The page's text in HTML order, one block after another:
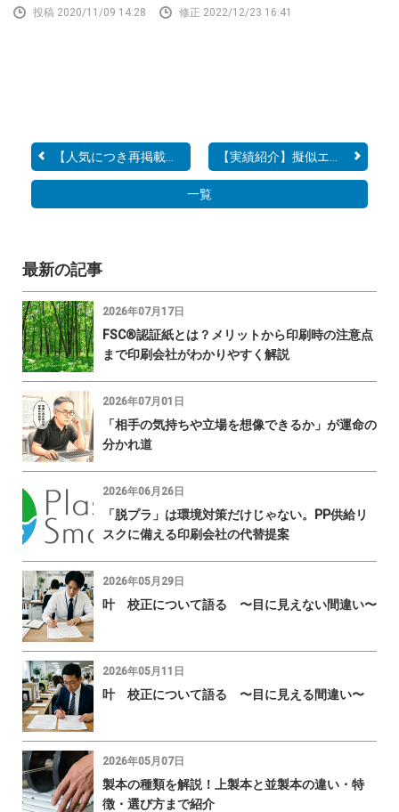
投稿 2020/11/09 14:28 修正 2022/12/23 16:41
【人気につき再掲載】1枚@...
一覧
最新の記事
2026年07月17日
FSC®認証紙とは？メリットから印刷時の注意点
まで印刷会社がわかりやすく解説
2026年07月01日
「相手の気持ちや立場を想像できるか」が運命の
分かれ道
2026年06月26日
「脱プラ」は環境対策だけじゃない。PP供給リ
スクに備える印刷会社の代替提案
2026年05月29日
叶 校正について語る 〜目に見えない間違い〜
2026年05月11日
叶 校正について語る 〜目に見える間違い〜
2026年05月07日
製本の種類を解説！上製本と並製本の違い・特
徴・選び方まで紹介